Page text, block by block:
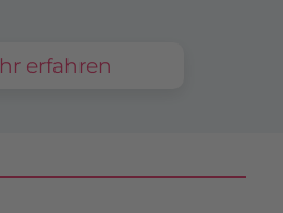
erfahren